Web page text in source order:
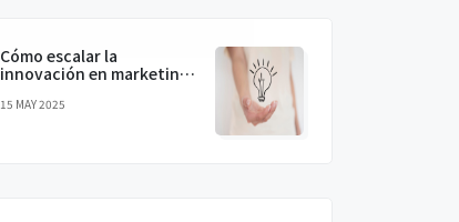
Cómo escalar la
innovación en marketing
15 MAY 2025